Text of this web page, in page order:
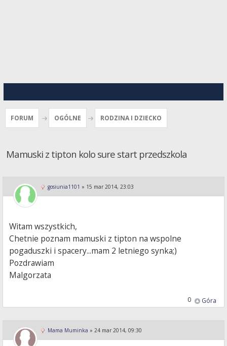
FORUM OGÓLNE RODZINA I DZIECKO
Mamuski z tipton kolo sure start przedszkola
gosiunia1101 » 15 mar 2014, 23:03
Witam wszystkich,
Chetnie poznam mamuski z tipton na wspolne
pogaduszki i spacery...mam 2 letniego synka;)
Pozdrawiam
Malgorzata
Góra
0
Mama Muminka » 24 mar 2014, 09:30